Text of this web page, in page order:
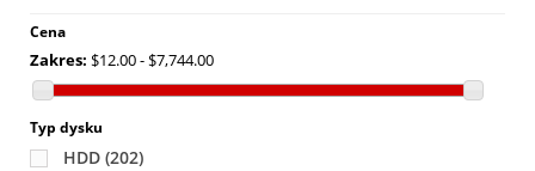
Cena
Zakres: $12.00 - $7,744.00
Typ dysku
HDD (202)